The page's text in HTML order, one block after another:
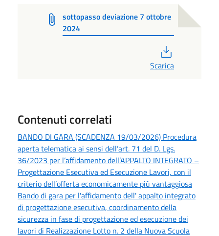
sottopasso deviazione 7 ottobre
2024
Scarica
Contenuti correlati
BANDO DI GARA (SCADENZA 19/03/2026) Procedura
aperta telematica ai sensi dell’art. 71 del D. Lgs.
36/2023 per l’affidamento dell’APPALTO INTEGRATO –
Progettazione Esecutiva ed Esecuzione Lavori, con il
criterio dell’offerta economicamente più vantaggiosa
Bando di gara per l'affidamento dell' appalto integrato
di progettazione esecutiva, coordinamento della
sicurezza in fase di progettazione ed esecuzione dei
lavori di Realizzazione Lotto n. 2 della Nuova Scuola